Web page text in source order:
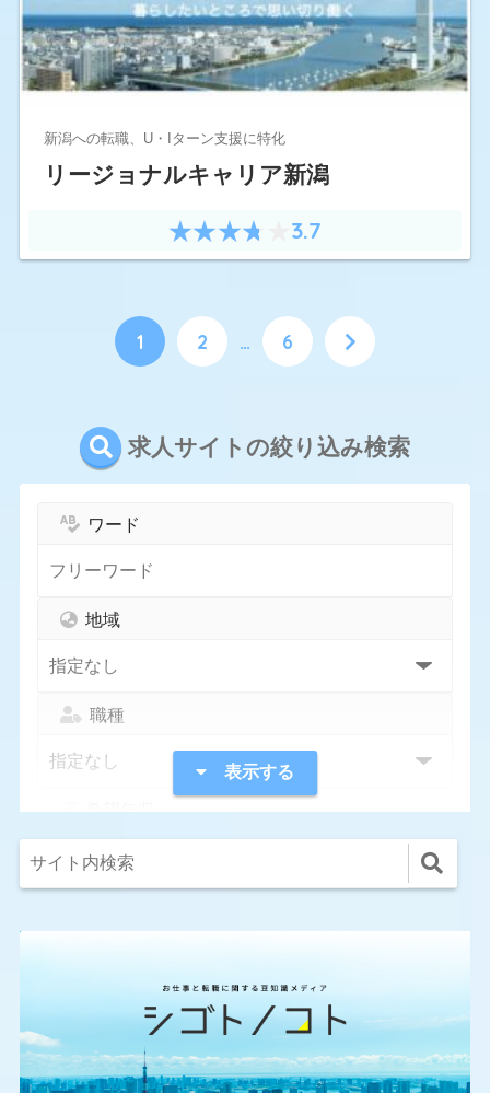
新潟への転職、U・Iターン支援に特化
リージョナルキャリア新潟
3.7
1 2 … 6
求人サイトの絞り込み検索
ワード
地域
職種
希望年収
指定なし
800万円〜
条件
表示する